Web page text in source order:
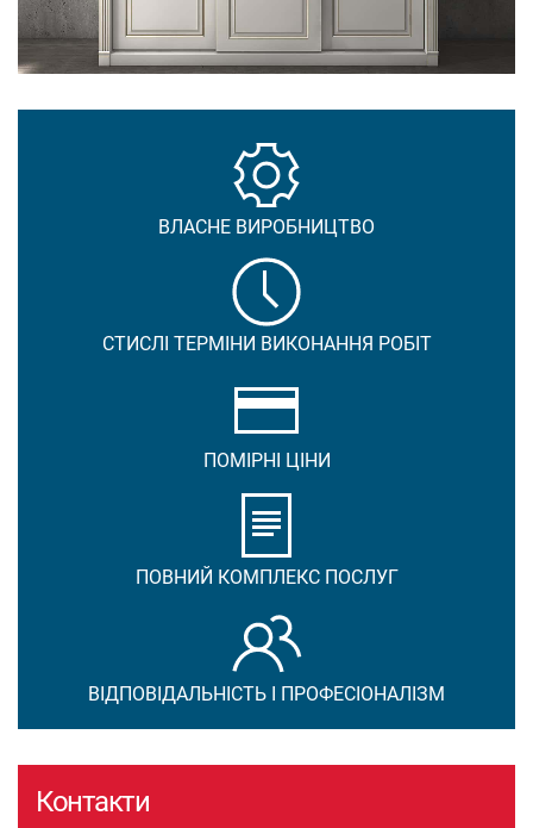
ВЛАСНЕ ВИРОБНИЦТВО
СТИСЛІ ТЕРМІНИ ВИКОНАННЯ РОБІТ
ПОМІРНІ ЦІНИ
ПОВНИЙ КОМПЛЕКС ПОСЛУГ
ВІДПОВІДАЛЬНІСТЬ І ПРОФЕСІОНАЛІЗМ
Контакти